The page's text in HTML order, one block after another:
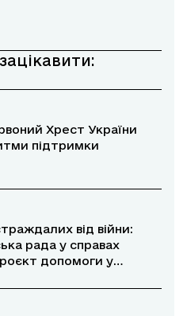
Хрест України
підтримки
від війни:
рада у справах
допомоги у